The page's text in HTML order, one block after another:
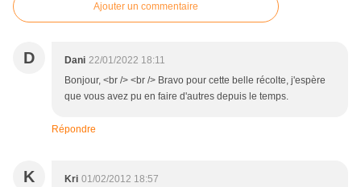
Ajouter un commentaire
D Dani 22/01/2022 18:11
Bonjour, <br /> <br /> Bravo pour cette belle récolte, j'espère
que vous avez pu en faire d'autres depuis le temps.
Répondre
K Kri 01/02/2012 18:57